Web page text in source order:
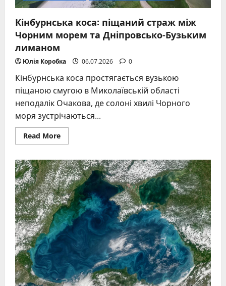
Кінбурнська коса: піщаний страж між
Чорним морем та Дніпровсько-Бузьким
лиманом
Юлія Коробка 06.07.2026 0
Кінбурнська коса простягається вузькою
піщаною смугою в Миколаївській області
неподалік Очакова, де солоні хвилі Чорного
моря зустрічаються...
Read MoreRead
more
коса:
піщаний
страж
між
Чорним
морем
та
Дніпровсько-
Бузьким
лиманом